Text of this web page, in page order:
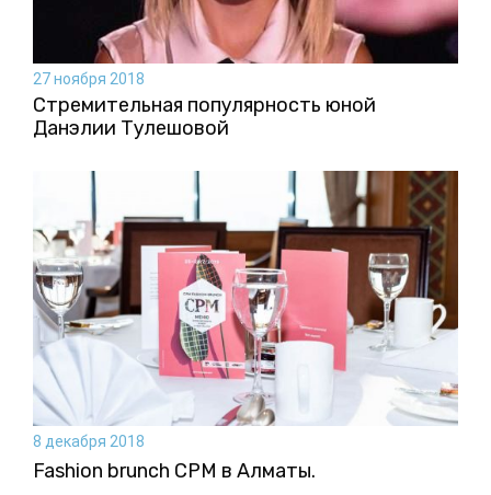
27 ноября 2018
Стремительная популярность юной
Данэлии Тулешовой
8 декабря 2018
Fashion brunch CPM в Алматы.